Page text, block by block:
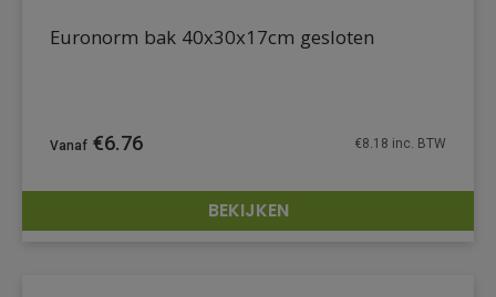
DETAILS
Euronorm bak 40x30x17cm gesloten
€6.76 €8.18 inc. BTW
BEKIJKEN